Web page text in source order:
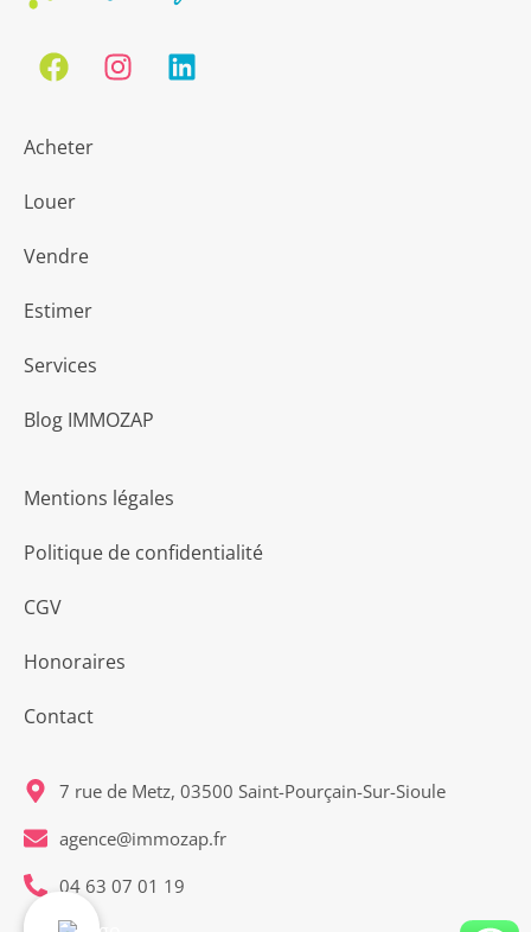
Acheter
Louer
Vendre
Estimer
Services
Blog IMMOZAP
Mentions légales
Politique de confidentialité
CGV
Honoraires
Contact
7 rue de Metz, 03500 Saint-Pourçain-Sur-Sioule
agence@immozap.fr
04 63 07 01 19